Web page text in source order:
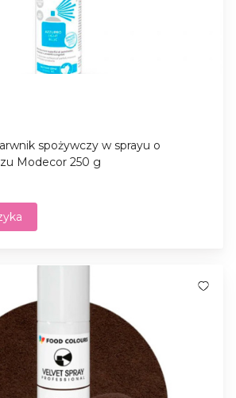
spożywczy w sprayu o
Modecor 250 g